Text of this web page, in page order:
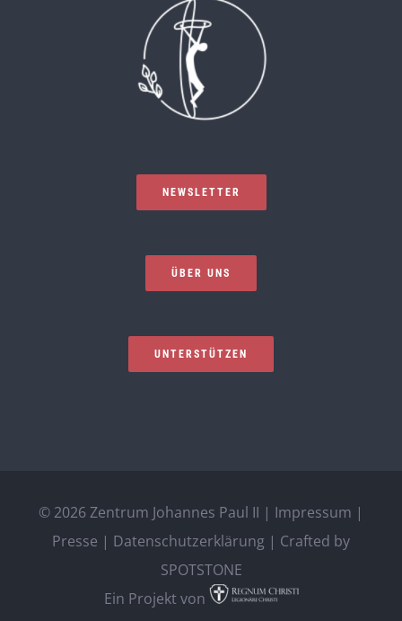
NEWSLETTER
ÜBER UNS
UNTERSTÜTZEN
© 2026 Zentrum Johannes Paul II | Impressum |
Presse | Datenschutzerklärung | Crafted by
SPOTSTONE
Ein Projekt von